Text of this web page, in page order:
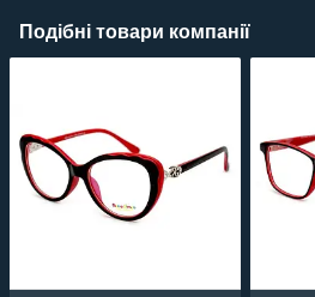
Подібні товари компанії